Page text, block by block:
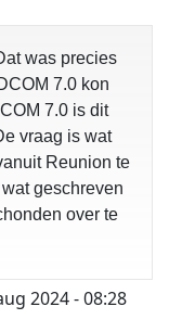
was precies
7.0 kon
7.0 is dit
vraag is wat
Reunion te
geschreven
over te
2024 - 08:28